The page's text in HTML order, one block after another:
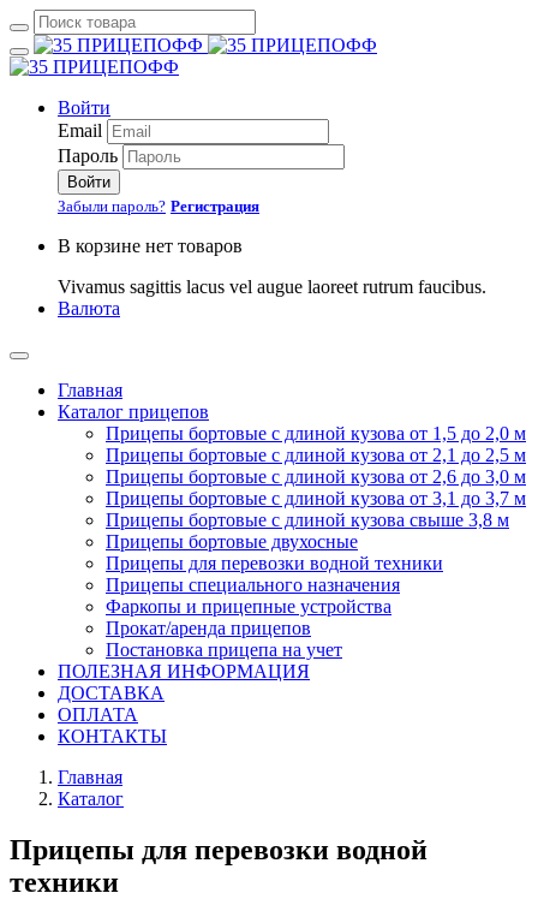
Войти
Email
Пароль
Войти
Забыли пароль? Регистрация
В корзине нет товаров
Vivamus sagittis lacus vel augue laoreet rutrum faucibus.
Валюта
Главная
Каталог прицепов
Прицепы бортовые с длиной кузова от 1,5 до 2,0 м
Прицепы бортовые с длиной кузова от 2,1 до 2,5 м
Прицепы бортовые с длиной кузова от 2,6 до 3,0 м
Прицепы бортовые с длиной кузова от 3,1 до 3,7 м
Прицепы бортовые с длиной кузова свыше 3,8 м
Прицепы бортовые двухосные
Прицепы для перевозки водной техники
Прицепы специального назначения
Фаркопы и прицепные устройства
Прокат/аренда прицепов
Постановка прицепа на учет
ПОЛЕЗНАЯ ИНФОРМАЦИЯ
ДОСТАВКА
ОПЛАТА
КОНТАКТЫ
Главная
Каталог
Прицепы для перевозки водной
техники